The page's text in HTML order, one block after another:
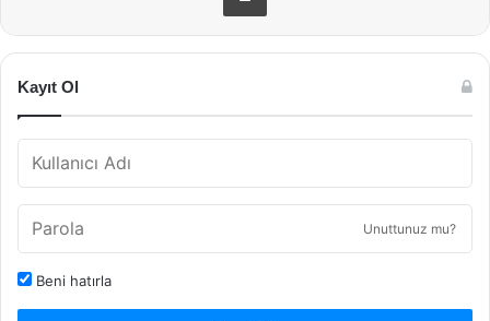
Kayıt Ol
Unuttunuz mu?
Beni hatırla